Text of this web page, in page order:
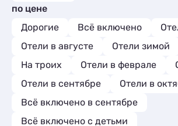
по цене
Дорогие
Всё включено
Отели в августе
Отели зимой
На троих
Отели в феврале
Отели в сентябре
Отели в
Всё включено в сентябре
Всё включено с детьми